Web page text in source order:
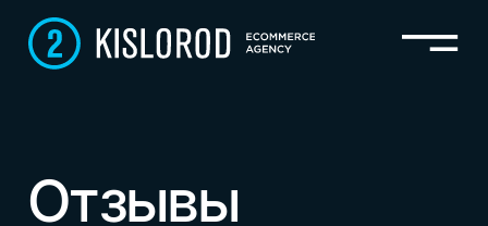
о KISLOROD